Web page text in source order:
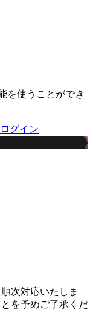
を使うことができ
グイン
次対応いたしま
を予めご了承くだ